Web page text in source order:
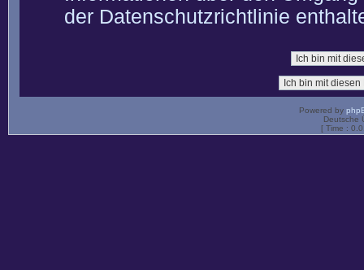
der Datenschutzrichtlinie
Powered by
Deutsche
[ Time :